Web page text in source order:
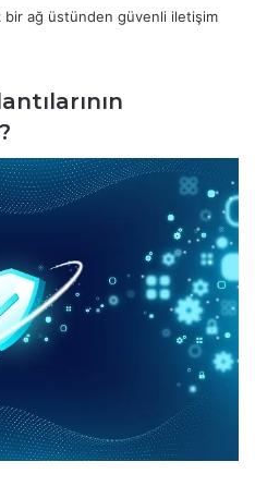
bir ağ üstünden güvenli iletişim